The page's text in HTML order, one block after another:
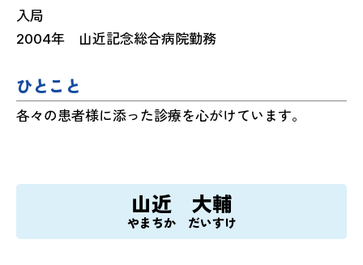
入局
2004年 山近記念総合病院勤務
ひとこと
各々の患者様に添った診療を心がけています。
山近 大輔
やまちか だいすけ